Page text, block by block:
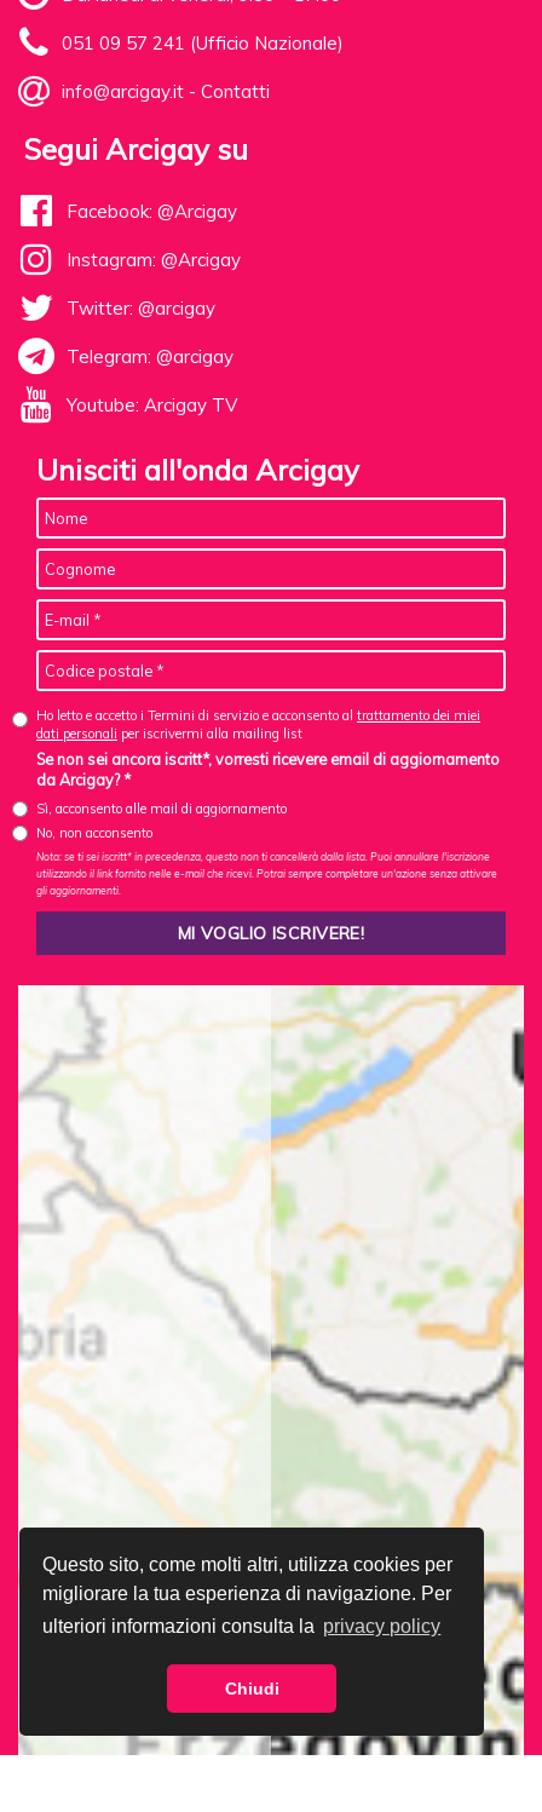
Questo sito, come molti altri, utilizza cookies per
migliorare la tua esperienza di navigazione. Per
ulteriori informazioni consulta la privacy policy
Chiudi
051 09 57 241 (Ufficio Nazionale)
info@arcigay.it - Contatti
Segui Arcigay su
Facebook: @Arcigay
Instagram: @Arcigay
Twitter: @arcigay
Telegram: @arcigay
Youtube: Arcigay TV
Unisciti all'onda Arcigay
Ho letto e accetto i Termini di servizio e acconsento al trattamento dei miei
dati personali per iscrivermi alla mailing list
Se non sei ancora iscritt*, vorresti ricevere email di aggiornamento
da Arcigay? *
Sì, acconsento alle mail di aggiornamento
No, non acconsento
Nota: se ti sei iscritt* in precedenza, questo non ti cancellerà dalla lista. Puoi annullare l'iscrizione
utilizzando il link fornito nelle e-mail che ricevi. Potrai sempre completare un'azione senza attivare
gli aggiornamenti.